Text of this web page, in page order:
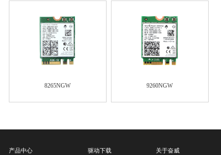
8265NGW 9260NGW
产品中心 驱动下载 关于奋威